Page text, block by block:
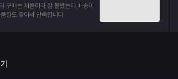
구매는 처음이라 잘 몰랐는데 배송이
질도 좋아서 만족합니다